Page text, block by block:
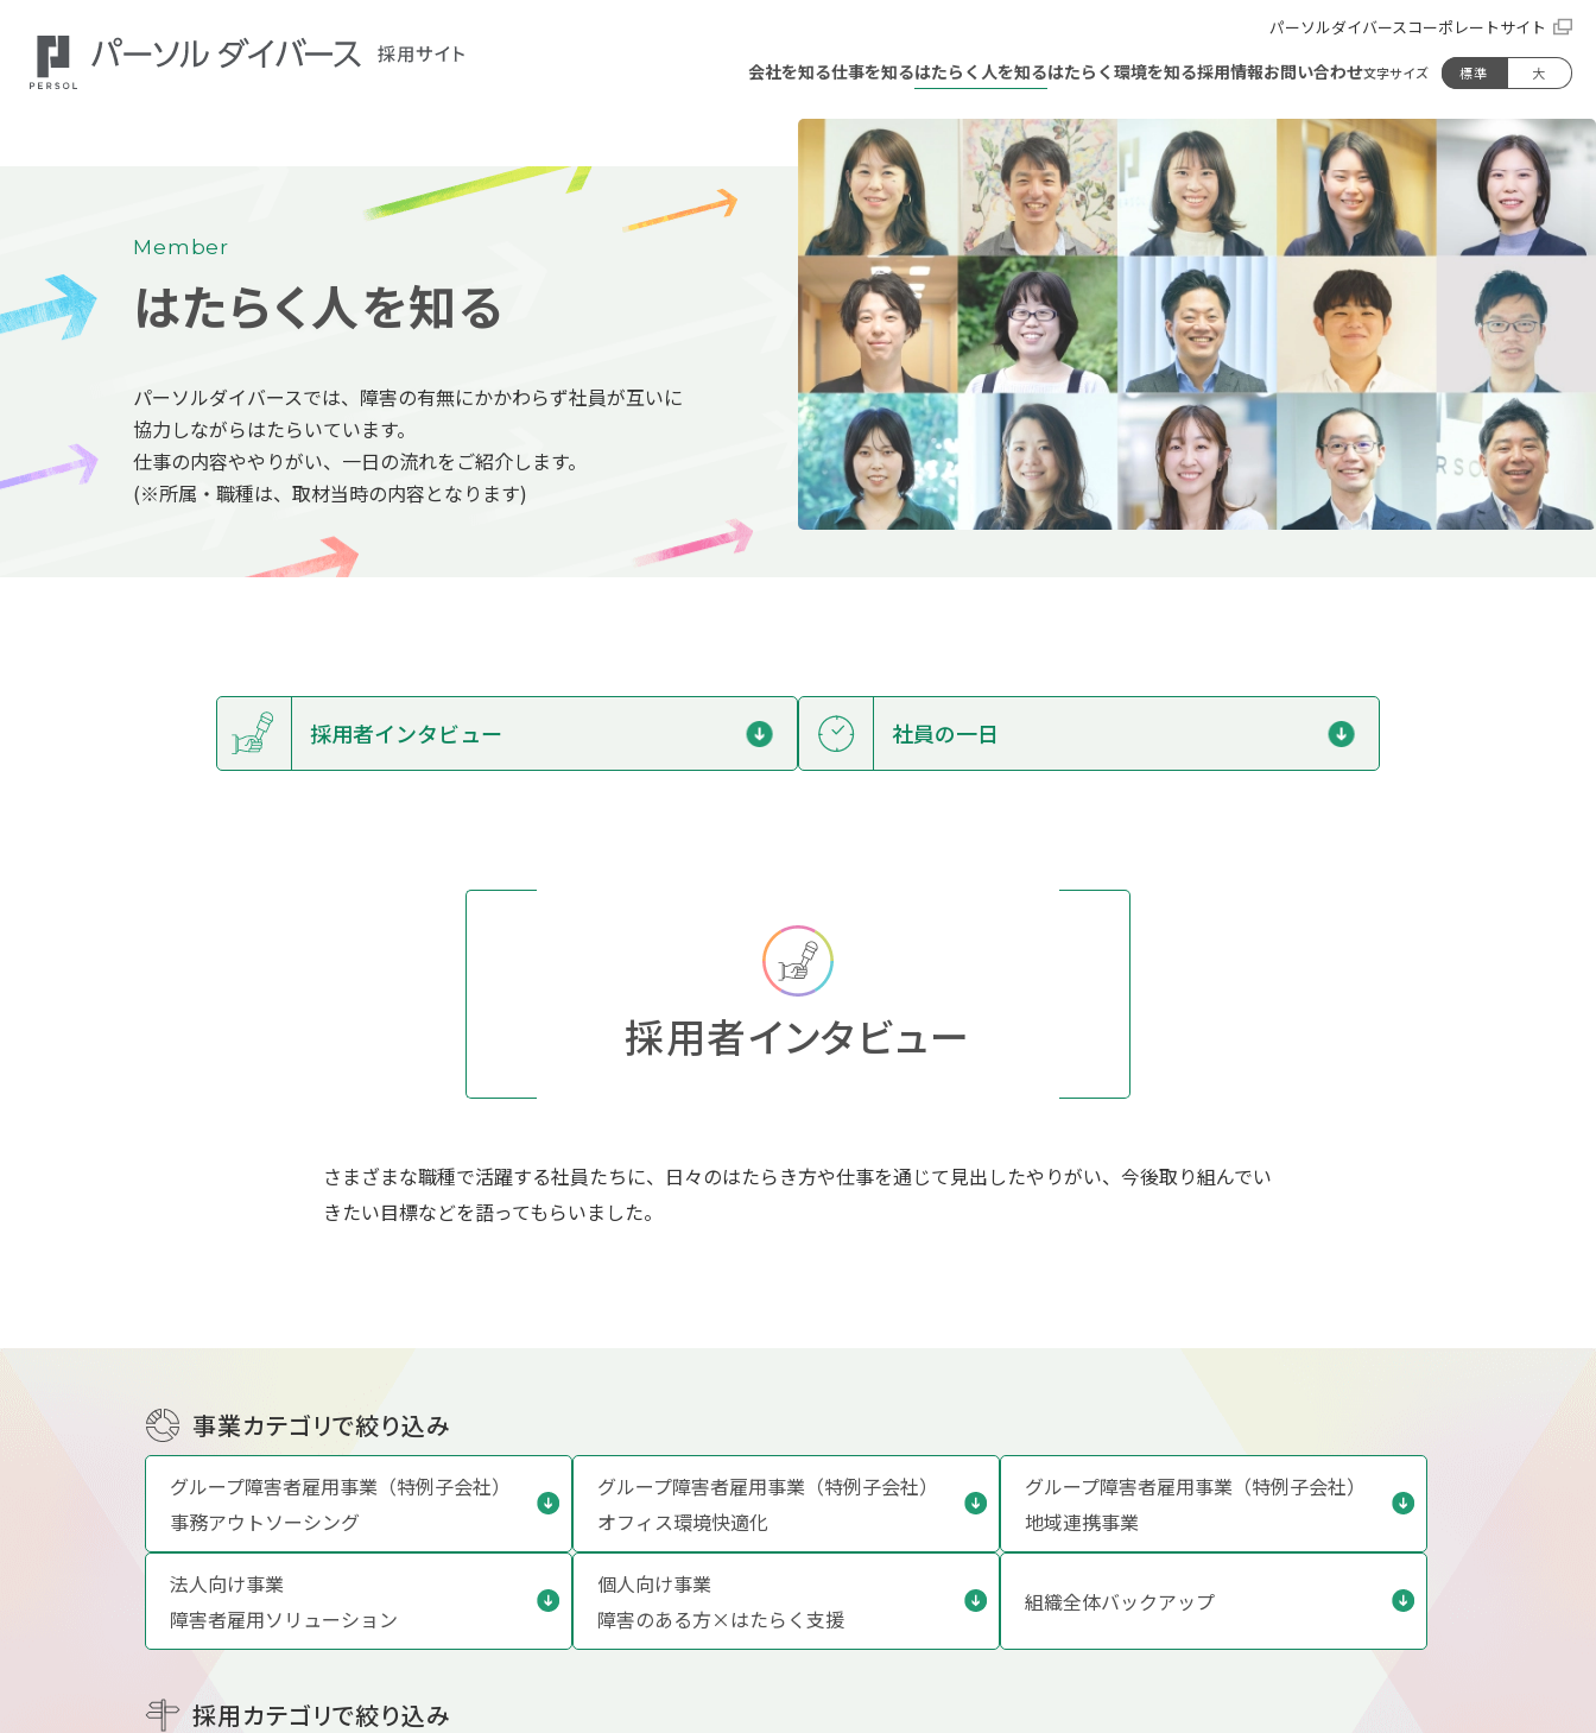
会社を知る仕事を知るはたらく人を知るはたらく環境を知る採用情報お問い合わせ文字サイズ 標準 大
パーソルダイバースコーポレートサイト
Member
はたらく人を知る
パーソルダイバースでは、障害の有無にかかわらず社員が互いに
協力しながらはたらいています。
仕事の内容ややりがい、一日の流れをご紹介します。
(※所属・職種は、取材当時の内容となります)
採用者インタビュー 社員の一日
採用者インタビュー
さまざまな職種で活躍する社員たちに、日々のはたらき方や仕事を通じて見出したやりがい、今後取り組んでい
きたい目標などを語ってもらいました。
事業カテゴリで絞り込み
グループ障害者雇用事業（特例子会社）
事務アウトソーシング
グループ障害者雇用事業（特例子会社）
オフィス環境快適化
グループ障害者雇用事業（特例子会社）
地域連携事業
法人向け事業
障害者雇用ソリューション
個人向け事業
障害のある方×はたらく支援
組織全体バックアップ
採用カテゴリで絞り込み